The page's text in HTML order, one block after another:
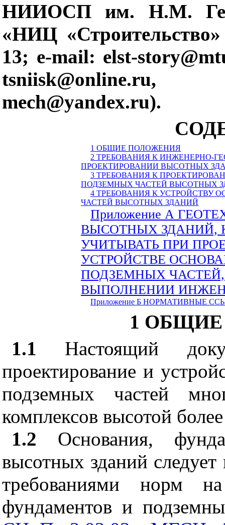
НИИОСП им. Н.М.
«НИЦ
13; e-mail: elst-story@
tsniisk@online.ru
mech@yandex.ru).
1 ОБЩИЕ ПОЛОЖЕНИЯ
2 ТРЕБОВАНИЯ К ИНЖЕНЕРНО-
ПРОЕКТИРОВАНИИ ВЫСОТНЫХ
3 ТРЕБОВАНИЯ К
ПОДЗЕМНЫХ ЧАСТЕЙ ВЫСОТНЫХ
4 ТРЕБОВАНИЯ К УСТРОЙСТВУ
ЧАСТЕЙ ВЫСОТНЫХ ЗДАНИЙ
Приложение А
ВЫСОТНЫХ ЗДАНИЙ,
УЧИТЫВАТЬ ПРИ
УСТРОЙСТВЕ
ПОДЗЕМНЫХ
ВЫПОЛНЕНИИ
Приложение Б НОРМАТИВНЫЕ
1
1.1
Настоящий
проектирование и
подземных частей
комплексов высотой
1.2 Основания,
высотных зданий следует
требованиями норм на
фундаментов и